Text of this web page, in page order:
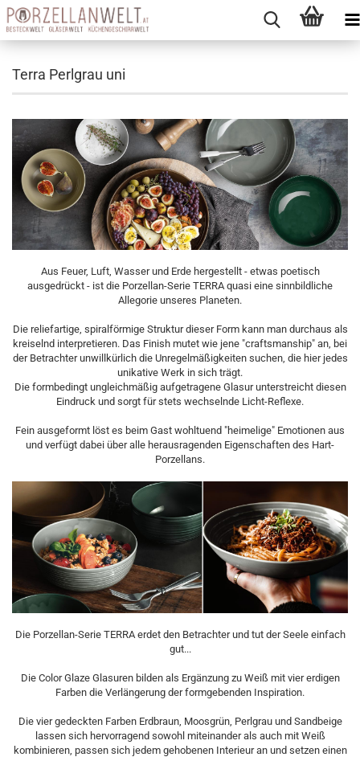
Terra Perlgrau uni
Aus Feuer, Luft, Wasser und Erde hergestellt - etwas poetisch
ausgedrückt - ist die Porzellan-Serie TERRA quasi eine sinnbildliche
Allegorie unseres Planeten.
Die reliefartige, spiralförmige Struktur dieser Form kann man durchaus als
kreiselnd interpretieren. Das Finish mutet wie jene "craftsmanship" an, bei
der Betrachter unwillkürlich die Unregelmäßigkeiten suchen, die hier jedes
unikative Werk in sich trägt.
Die formbedingt ungleichmäßig aufgetragene Glasur unterstreicht diesen
Eindruck und sorgt für stets wechselnde Licht-Reflexe.
Fein ausgeformt löst es beim Gast wohltuend "heimelige" Emotionen aus
und verfügt dabei über alle herausragenden Eigenschaften des Hart-
Porzellans.
Die Porzellan-Serie TERRA erdet den Betrachter und tut der Seele einfach
gut...
Die Color Glaze Glasuren bilden als Ergänzung zu Weiß mit vier erdigen
Farben die Verlängerung der formgebenden Inspiration.
Die vier gedeckten Farben Erdbraun, Moosgrün, Perlgrau und Sandbeige
lassen sich hervorragend sowohl miteinander als auch mit Weiß
kombinieren, passen sich jedem gehobenen Interieur an und setzen einen